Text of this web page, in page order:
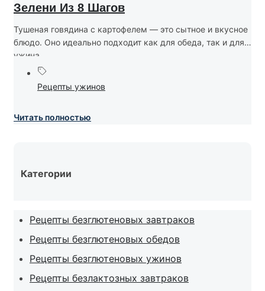
Зелени Из 8 Шагов
Тушеная говядина с картофелем — это сытное и вкусное
блюдо. Оно идеально подходит как для обеда, так и для
ужина....
Рецепты ужинов
Читать полностью
Категории
Рецепты безглютеновых завтраков
Рецепты безглютеновых обедов
Рецепты безглютеновых ужинов
Рецепты безлактозных завтраков